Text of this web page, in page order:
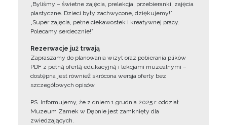
„Byliśmy – świetne zajęcia, prelekcja, przebieranki, zajęcia
plastyczne. Dzieci były zachwycone, dziękujemy!”
„Super zajęcia, pełne ciekawostek i kreatywnej pracy.
Polecamy serdecznie!”
Rezerwacje już trwają
Zapraszamy do planowania wizyt oraz pobierania plików
PDF z pełną ofertą edukacyjną i lekcjami muzealnymi –
dostępna jest również skrócona wersja oferty bez
szczegółowych opisów.
PS. Informujemy, że z dniem 1 grudnia 2025 r. oddział
Muzeum Zamek w Dębnie jest zamknięty dla
zwiedzających.